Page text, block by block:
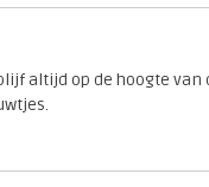
altijd op de hoogte